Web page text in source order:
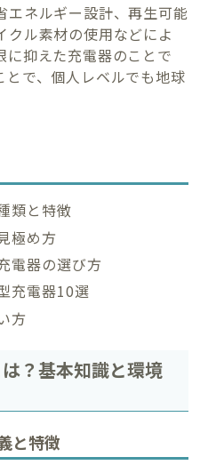
エネルギー設計、再生可能
クル素材の使用などによ
に抑えた充電器のことで
で、個人レベルでも地球
類と特徴
極め方
電器の選び方
充電器10選
方
？基本知識と環境
と特徴